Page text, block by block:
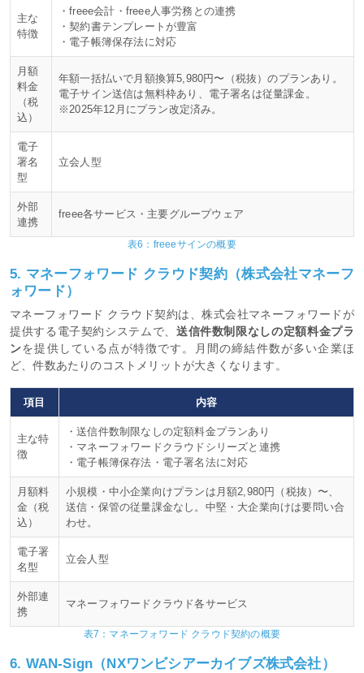
主な
特徴
・freee会計・freee人事労務との連携
・契約書テンプレートが豊富
・電子帳簿保存法に対応
月額
料金
（税
込）
年額一括払いで月額換算5,980円〜（税抜）のプランあり。
電子サイン送信は無料枠あり、電子署名は従量課金。
※2025年12月にプラン改定済み。
電子
署名
型
立会人型
外部
連携
freee各サービス・主要グループウェア
表6：freeeサインの概要
5. マネーフォワード クラウド契約（株式会社マネーフ
ォワード）
マネーフォワード クラウド契約は、株式会社マネーフォワードが
提供する電子契約システムで、 送信件数制限なしの定額料金プラ
ンを提供している点が特徴です。月間の締結件数が多い企業ほ
ど、件数あたりのコストメリットが大きくなります。
項目 内容
主な特
徴
・送信件数制限なしの定額料金プランあり
・マネーフォワードクラウドシリーズと連携
・電子帳簿保存法・電子署名法に対応
月額料
金（税
込）
小規模・中小企業向けプランは月額2,980円（税抜）〜、
送信・保管の従量課金なし。中堅・大企業向けは要問い合
わせ。
電子署
名型
立会人型
外部連
携
マネーフォワードクラウド各サービス
表7：マネーフォワード クラウド契約の概要
6. WAN-Sign（NXワンビシアーカイブズ株式会社）